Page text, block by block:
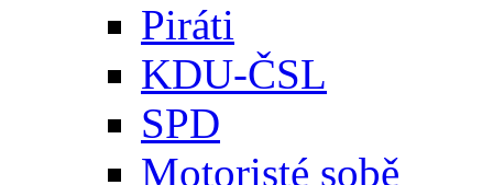
Piráti
KDU-ČSL
SPD
Motoristé sobě